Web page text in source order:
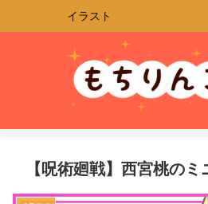
イラスト
【呪術廻戦】西宮桃の